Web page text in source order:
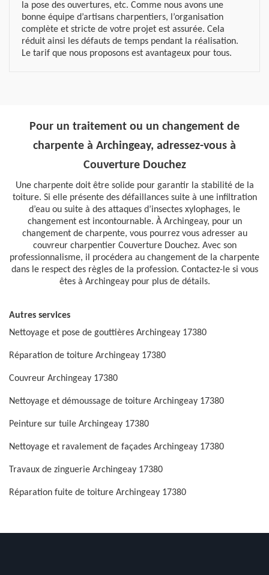
la pose des ouvertures, etc. Comme nous avons une
bonne équipe d’artisans charpentiers, l’organisation
complète et stricte de votre projet est assurée. Cela
réduit ainsi les défauts de temps pendant la réalisation.
Le tarif que nous proposons est avantageux pour tous.
Pour un traitement ou un changement de
charpente à Archingeay, adressez-vous à
Couverture Douchez
Une charpente doit être solide pour garantir la stabilité de la
toiture. Si elle présente des défaillances suite à une infiltration
d’eau ou suite à des attaques d’insectes xylophages, le
changement est incontournable. À Archingeay, pour un
changement de charpente, vous pourrez vous adresser au
couvreur charpentier Couverture Douchez. Avec son
professionnalisme, il procédera au changement de la charpente
dans le respect des règles de la profession. Contactez-le si vous
êtes à Archingeay pour plus de détails.
Autres services
Nettoyage et pose de gouttières Archingeay 17380
Réparation de toiture Archingeay 17380
Couvreur Archingeay 17380
Nettoyage et démoussage de toiture Archingeay 17380
Peinture sur tuile Archingeay 17380
Nettoyage et ravalement de façades Archingeay 17380
Travaux de zinguerie Archingeay 17380
Réparation fuite de toiture Archingeay 17380